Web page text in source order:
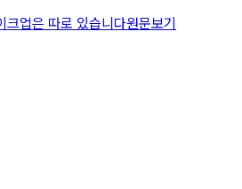
크업은 따로 있습니다원문보기